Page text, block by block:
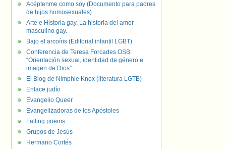
Acéptenme como soy (Documento para padres
de hijos homosexuales)
Arte e Historia gay. La historia del amor
masculino gay.
Bajo el arcoíris (Editorial infantil LGBT).
Conferencia de Teresa Forcades OSB:
“Orientación sexual, identidad de género e
imagen de Dios” .
El Blog de Nimphie Knox (literatura LGTB)
Enlace judío
Evangelio Queer.
Evangelizadoras de los Apóstoles
Falling poems
Grupos de Jesús
Hermano Cortés